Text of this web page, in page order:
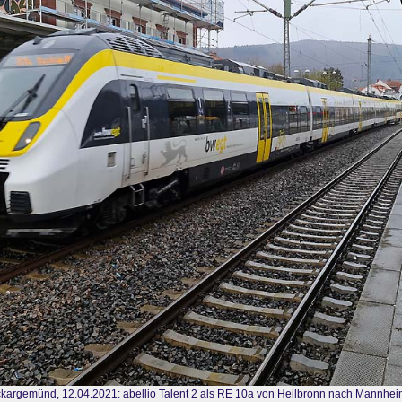
12.04.2021: abellio Talent 2 als RE 10a von Heilbronn nach